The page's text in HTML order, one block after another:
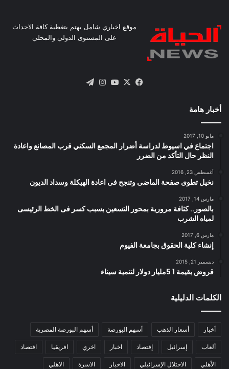
موقع اخباري شامل يهتم بتغطية كافة الاحداث
على المستوى الدولي والمحلي
فيسبوك
X يوتيوبانستقرام
أخبار هامة
مايو 10, 2017
اجتماع في اسيوط لدراسة أضرار المجمع السكني قرب المصانع واعادة
النظر حال التأكد من الضرر
أغسطس 23, 2016
نخيل تطوى صفحة الماضى وتنجح فى اعادة الهيكلة وسداد الديون
مارس 14, 2017
بالصور.. كثافة مرورية بمحور التسعين بسبب كسر فى الخط الرئيسى
لمياه الشرب
مارس 6, 2017
إنشاء كلية الحقوق بجامعة الفيوم
ديسمبر 21, 2015
قروض بقيمة 1 5مليار دولار لتنمية سيناء
الكلمات الدليلية
أخبار أسعار الذهب أسهم البورصة أسهم البورصة المصرية
ألعاب إسرائيل إقتصاد اخبار اخري افريقيا اقتصاد
الأهلي الاحتلال الإسرائيلي الاخبار الاسرة الاهلي